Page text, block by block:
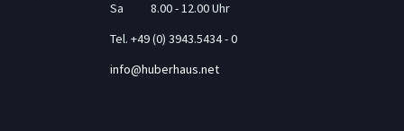
Sa 8.00 - 12.00 Uhr
Tel. +49 (0) 3943.5434 - 0
info@huberhaus.net